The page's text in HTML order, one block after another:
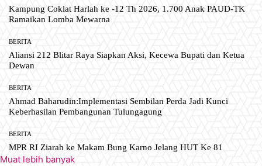
Kampung Coklat Harlah ke -12 Th 2026, 1.700 Anak PAUD-TK
Ramaikan Lomba Mewarna
BERITA
Aliansi 212 Blitar Raya Siapkan Aksi, Kecewa Bupati dan Ketua
Dewan
BERITA
Ahmad Baharudin:Implementasi Sembilan Perda Jadi Kunci
Keberhasilan Pembangunan Tulungagung
BERITA
MPR RI Ziarah ke Makam Bung Karno Jelang HUT Ke 81
Muat lebih banyak